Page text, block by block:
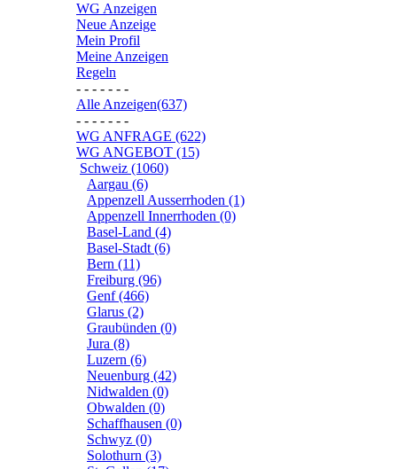
WG Anzeigen
Neue Anzeige
Mein Profil
Meine Anzeigen
Regeln
- - - - - - -
Alle Anzeigen(637)
- - - - - - -
WG ANFRAGE (622)
WG ANGEBOT (15)
Schweiz (1060)
Aargau (6)
Appenzell Ausserrhoden (1)
Appenzell Innerrhoden (0)
Basel-Land (4)
Basel-Stadt (6)
Bern (11)
Freiburg (96)
Genf (466)
Glarus (2)
Graubünden (0)
Jura (8)
Luzern (6)
Neuenburg (42)
Nidwalden (0)
Obwalden (0)
Schaffhausen (0)
Schwyz (0)
Solothurn (3)